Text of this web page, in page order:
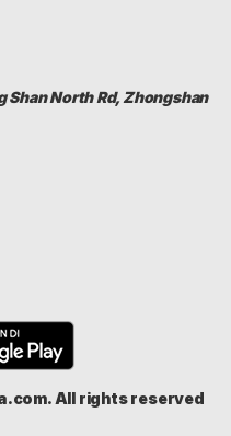
Shan North Rd, Zhongshan
All rights reserved